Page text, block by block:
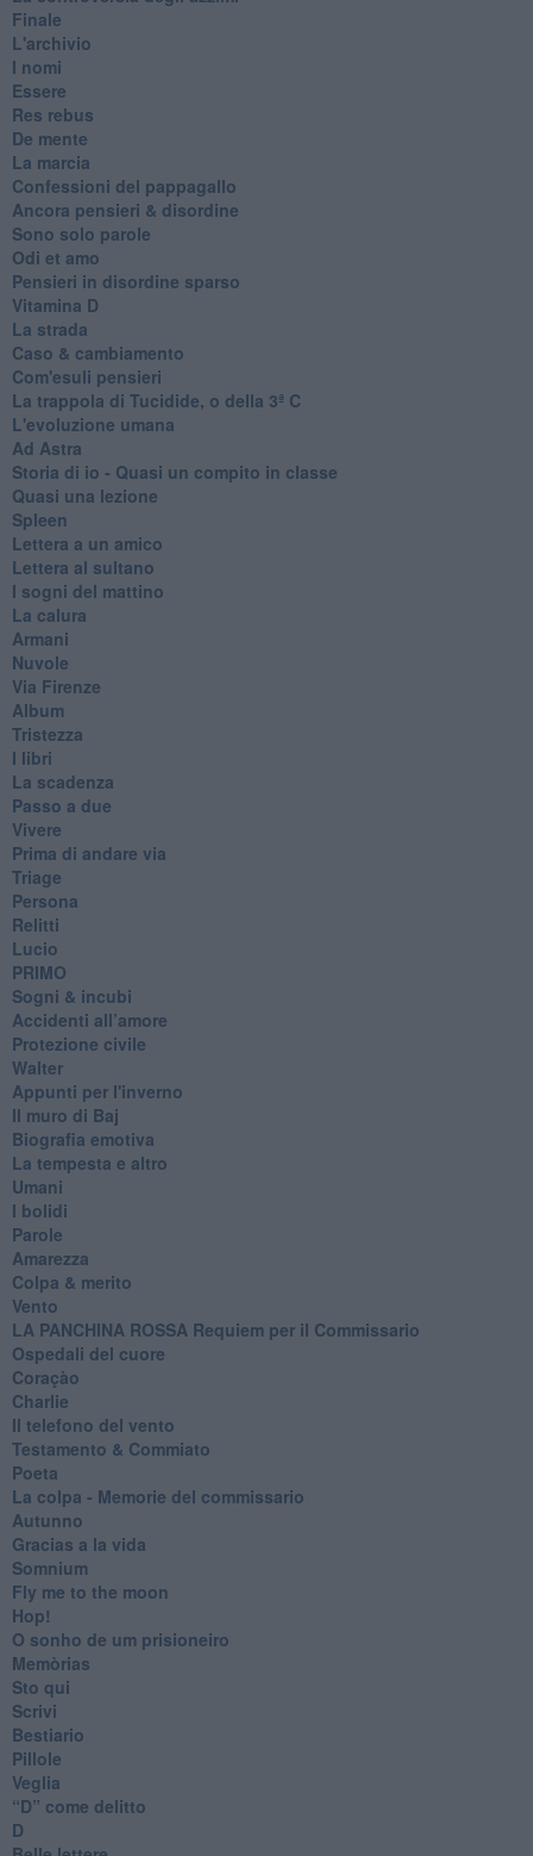
Finale
L'archivio
I nomi
Essere
Res rebus
De mente
La marcia
Confessioni del pappagallo
Ancora pensieri & disordine
Sono solo parole
Odi et amo
Pensieri in disordine sparso
Vitamina D
La strada
Caso & cambiamento
Com'esuli pensieri
La trappola di Tucidide, o della 3ª C
L'evoluzione umana
Ad Astra
Storia di io - Quasi un compito in classe
Quasi una lezione
Spleen
Lettera a un amico
Lettera al sultano
I sogni del mattino
La calura
Armani
Nuvole
Via Firenze
Album
Tristezza
I libri
La scadenza
Passo a due
Vivere
Prima di andare via
Triage
Persona
Relitti
Lucio
PRIMO
Sogni & incubi
Accidenti all’amore
Protezione civile
Walter
Appunti per l'inverno
Il muro di Baj
Biografia emotiva
La tempesta e altro
Umani
I bolidi
Parole
Amarezza
Colpa & merito
Vento
​LA PANCHINA ROSSA Requiem per il Commissario
Ospedali del cuore
Coraçào
Charlie
Il telefono del vento
Testamento & Commiato
Poeta
​La colpa - Memorie del commissario
Autunno
Gracias a la vida
Somnium
Fly me to the moon
Hop!
O sonho de um prisioneiro
Memòrias
Sto qui
Scrivi
Bestiario
Pillole
Veglia
​“D” come delitto
D